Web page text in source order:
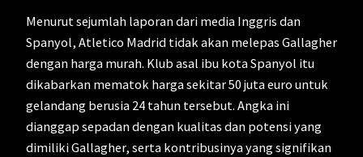
Menurut sejumlah laporan dari media Inggris dan
Spanyol, Atletico Madrid tidak akan melepas Gallagher
dengan harga murah. Klub asal ibu kota Spanyol itu
dikabarkan mematok harga sekitar 50 juta euro untuk
gelandang berusia 24 tahun tersebut. Angka ini
dianggap sepadan dengan kualitas dan potensi yang
dimiliki Gallagher, serta kontribusinya yang signifikan